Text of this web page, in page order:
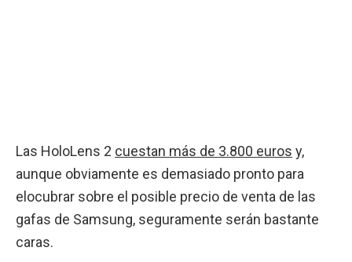
Las HoloLens 2 cuestan más de 3.800 euros y,
aunque obviamente es demasiado pronto para
elocubrar sobre el posible precio de venta de las
gafas de Samsung, seguramente serán bastante
caras.